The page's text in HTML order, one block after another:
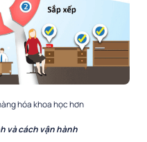
hóa khoa học hơn
và cách vận hành